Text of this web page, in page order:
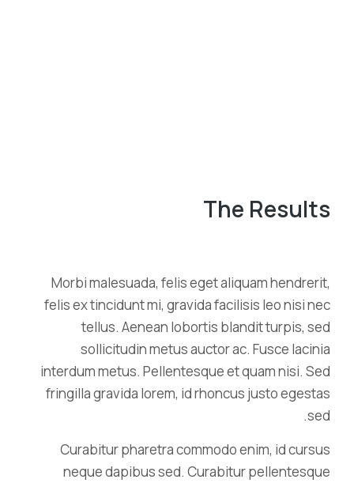
The Results
Morbi malesuada, felis eget aliquam hendrerit,
felis ex tincidunt mi, gravida facilisis leo nisi nec
tellus. Aenean lobortis blandit turpis, sed
sollicitudin metus auctor ac. Fusce lacinia
interdum metus. Pellentesque et quam nisi. Sed
fringilla gravida lorem, id rhoncus justo egestas
sed.
Curabitur pharetra commodo enim, id cursus
neque dapibus sed. Curabitur pellentesque